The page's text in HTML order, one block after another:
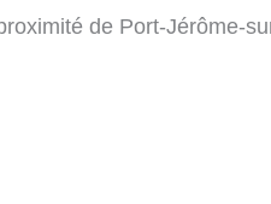
de Port-Jérôme-